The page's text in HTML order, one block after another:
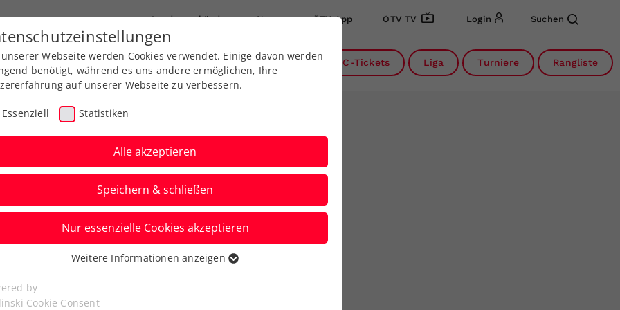
Landesverbände News ÖTV App ÖTV TV Login Suchen
Ausbildung Services Über uns DC-Tickets Liga Turniere Rangliste
stürmt von
Webseite werden Cookies verwendet. Einige davon werden
benötigt, während es uns andere ermöglichen, Ihre
auf unserer Webseite zu verbessern.
Essenziell Statistiken
Alle akzeptieren
Speichern & schließen
Nur essenzielle Cookies akzeptieren
Cookies werden für grundlegende Funktionen der
benötigt. Dadurch ist gewährleistet, dass die Webseite
Weitere Informationen anzeigen
by
Cookie Consent